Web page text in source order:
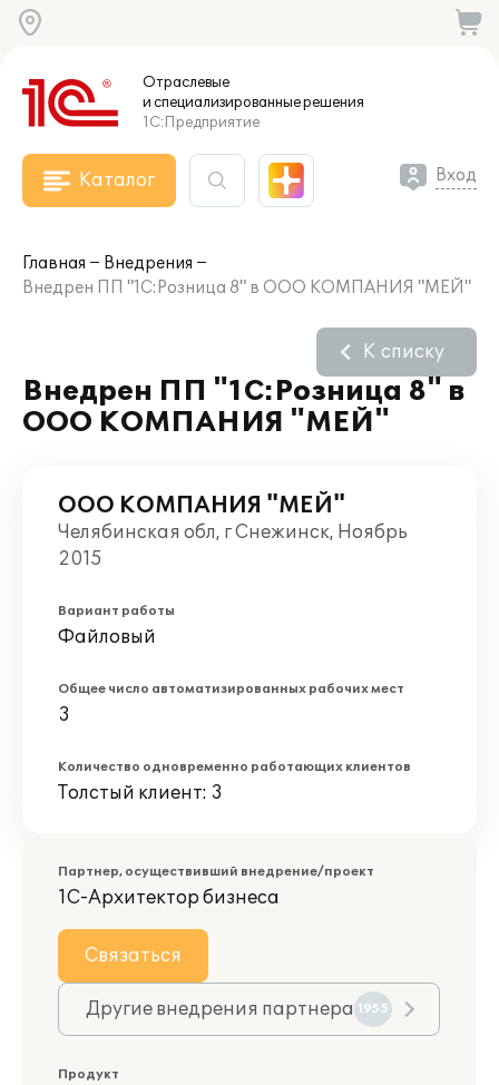
Отраслевые
и специализированныерешения
1С:Предприятие
Каталог Вход
Главная
Внедрения
Внедрен ПП "1С:Розница 8" в ООО КОМПАНИЯ "МЕЙ"
Внедрен ПП "1С:Розница 8" в
ООО КОМПАНИЯ "МЕЙ"
К списку
ООО КОМПАНИЯ "МЕЙ"
Челябинская обл, г Снежинск, Ноябрь
2015
Вариант работы
Файловый
Общее число автоматизированных рабочих мест
3
Количество одновременно работающих клиентов
Толстый клиент: 3
Партнер, осуществивший внедрение/проект
1С-Архитектор бизнеса
Связаться
Другие внедрения партнера 1955
Продукт